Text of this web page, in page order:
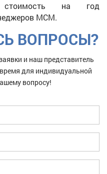
стоимость на год
МСМ.
ВОПРОСЫ?
и наш представитель
для индивидуальной
вопросу!